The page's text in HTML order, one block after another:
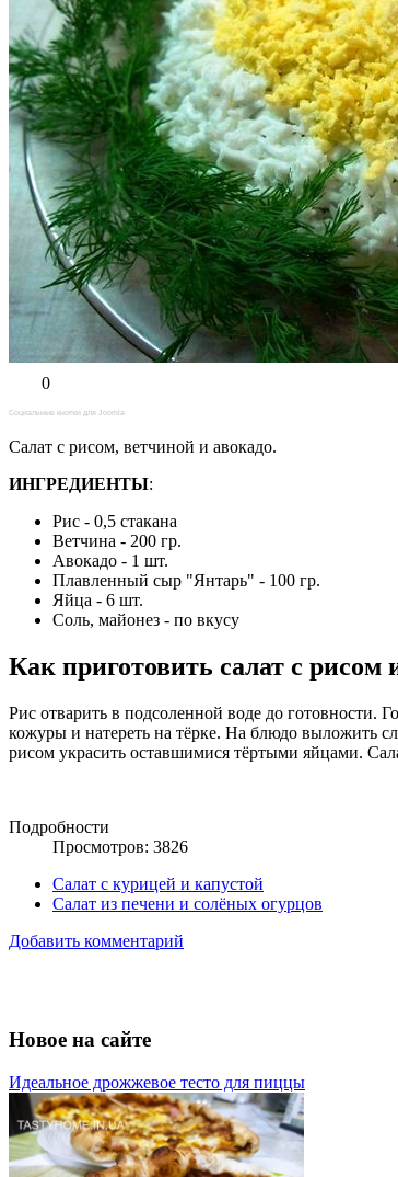
0
Социальные кнопки для Joomla
Салат с рисом, ветчиной и авокадо.
ИНГРЕДИЕНТЫ:
Рис - 0,5 стакана
Ветчина - 200 гр.
Авокадо - 1 шт.
Плавленный сыр "Янтарь" - 100 гр.
Яйца - 6 шт.
Соль, майонез - по вкусу
Как приготовить салат с рисом
Рис отварить в подсоленной воде до готовности.
кожуры и натереть на тёрке. На блюдо выложить
рисом украсить оставшимися тёртыми яйцами.
Подробности
Просмотров: 3826
Салат с курицей и капустой
Салат из печени и солёных огурцов
Добавить комментарий
Новое на сайте
Идеальное дрожжевое тесто для пиццы